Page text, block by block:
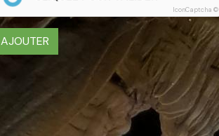
IconCaptcha ©
AJOUTER